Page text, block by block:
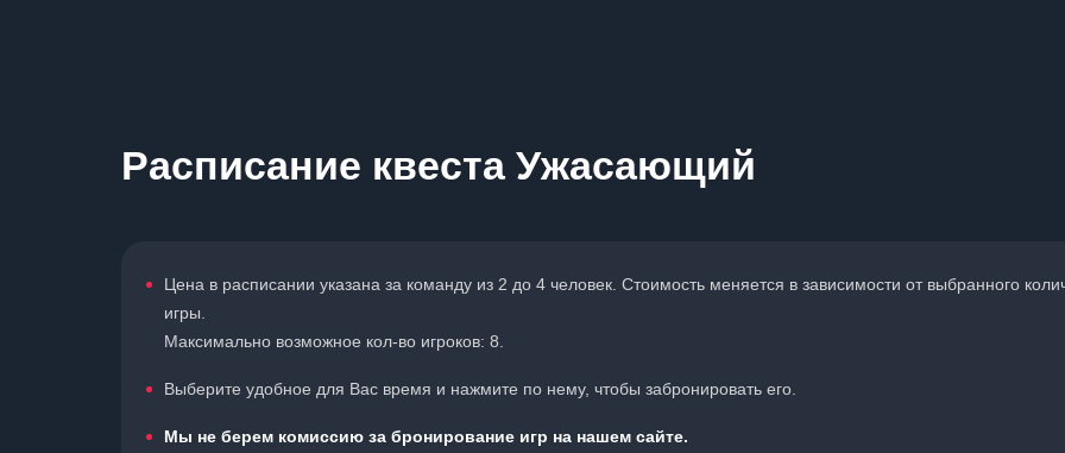
Расписание квеста Ужасающий
Цена в расписании указана за команду из 2 до 4 человек. Стоимость меняется в зависимости от выбранного
игры.
Максимально возможное кол-во игроков: 8.
Выберите удобное для Вас время и нажмите по нему, чтобы забронировать его.
Мы не берем комиссию за бронирование игр на нашем сайте.